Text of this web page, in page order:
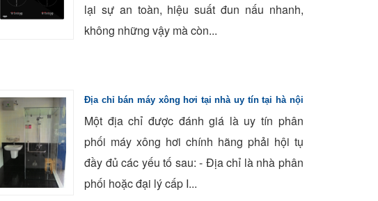
lại sự an toàn, hiệu suất đun nấu nhanh,
không những vậy mà còn...
Địa chỉ bán máy xông hơi tại nhà uy tín tại hà nội
Một địa chỉ được đánh giá là uy tín phân
phối máy xông hơi chính hãng phải hội tụ
đầy đủ các yếu tố sau: - Địa chỉ là nhà phân
phối hoặc đại lý cấp I...